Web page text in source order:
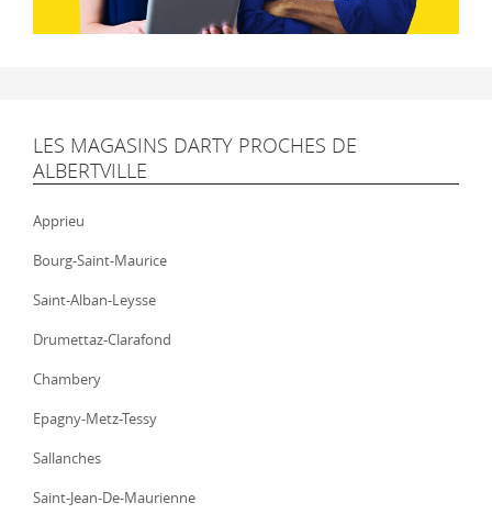
LES MAGASINS DARTY PROCHES DE
ALBERTVILLE
Apprieu
Bourg-Saint-Maurice
Saint-Alban-Leysse
Drumettaz-Clarafond
Chambery
Epagny-Metz-Tessy
Sallanches
Saint-Jean-De-Maurienne